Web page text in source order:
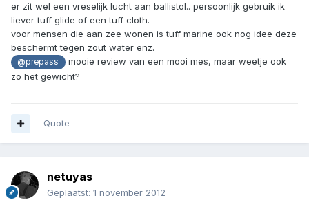
er zit wel een vreselijk lucht aan ballistol.. persoonlijk gebruik ik
liever tuff glide of een tuff cloth.
voor mensen die aan zee wonen is tuff marine ook nog idee deze
beschermt tegen zout water enz.
@prepass
mooie review van een mooi mes, maar weetje ook
zo het gewicht?
Quote
netuyas
Geplaatst: 1 november 2012